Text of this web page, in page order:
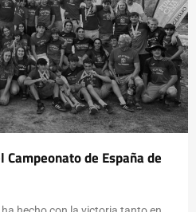
de España de